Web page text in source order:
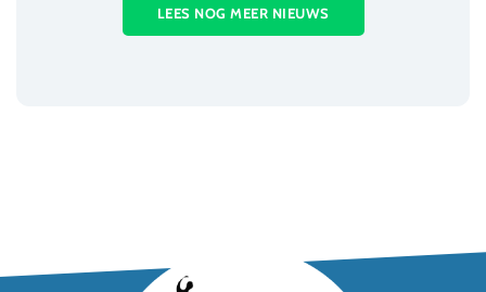
LEES NOG MEER NIEUWS